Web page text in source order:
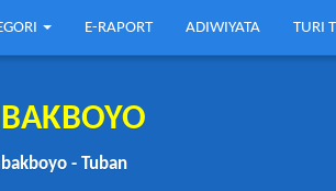
E-RAPORT ADIWIYATA TURI
- Tuban